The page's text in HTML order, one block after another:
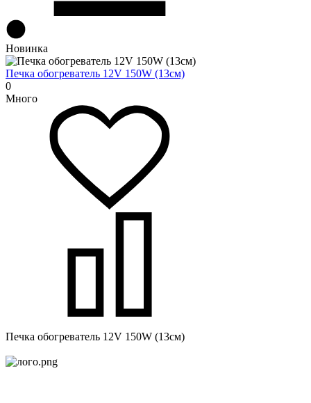
Новинка
Печка обогреватель 12V 150W (13см)
0
Много
Печка обогреватель 12V 150W (13см)